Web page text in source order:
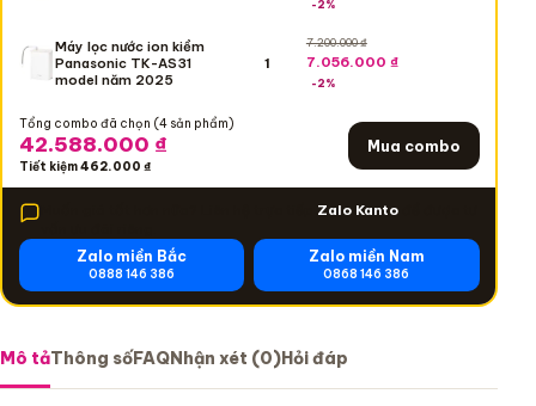
-2%
Máy lọc nước ion kiềm
Panasonic TK-AS31
model năm 2025
1
7.200.000₫
7.056.000 ₫
-2%
Tổng combo đã chọn (4sản phẩm)
42.588.000 ₫
Tiết kiệm462.000 ₫
Mua combo
Zalo Kantođể được tư
Zalo miền Bắc
0888 146 386
Zalo miền Nam
0868 146 386
Mô tảThông sốFAQNhận xét (0)Hỏi đáp